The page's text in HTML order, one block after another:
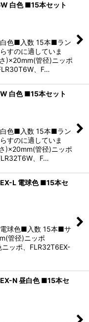
白色 ■15本セット
色■入数 15本■ラン
すのに適していま
)×20mm(管径)ニッポ
、F…
白色 ■15本セット
色■入数 15本■ラン
すのに適していま
)×20mm(管径)ニッポ
、F…
L 電球色 ■15本セ
球色■入数 15本■サ
管径)ニッポ
ッポ、FLR32T6EX-
N 昼白色 ■15本セ